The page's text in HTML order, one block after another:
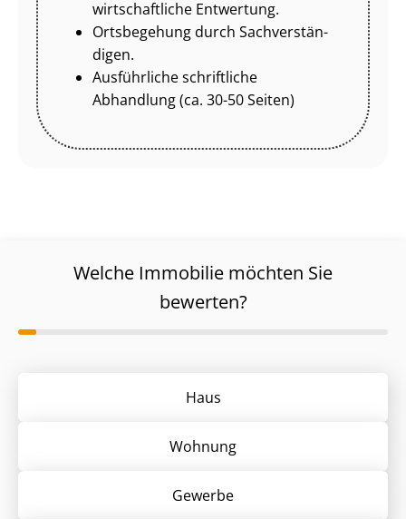
wirtschaftliche Entwertung.
Ortsbegehung durch Sach­ver­stän­
di­gen.
Ausführliche schriftliche
Abhandlung (ca. 30-50 Seiten)
Welche Immobilie möchten Sie
bewerten?
Haus
Wohnung
Gewerbe